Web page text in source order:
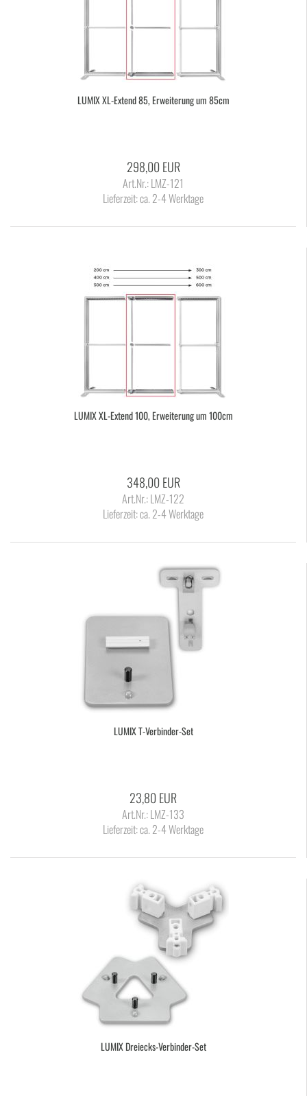
LUMIX XL-​Ex­tend 85, Er­wei­te­rung um 85cm
298,00 EUR
Art.Nr.: LMZ-121
Lieferzeit:ca. 2-4 Werktage
LUMIX XL-​Ex­tend 100, Er­wei­te­rung um 100cm
348,00 EUR
Art.Nr.: LMZ-122
Lieferzeit:ca. 2-4 Werktage
LUMIX T-​Verbinder-​Set
23,80 EUR
Art.Nr.: LMZ-133
Lieferzeit:ca. 2-4 Werktage
LUMIX Dreiecks-​​Verbinder-​Set